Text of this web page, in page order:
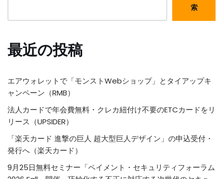
索
最近の投稿
エアウォレットで「モンストWebショップ」とタイアップキ
ャンペーン（RMB）
法人カードで年会費無料・クレカ紐付け不要のETCカードをリ
リース（UPSIDER）
「楽天カード 進撃の巨人 超大型巨人デザイン」の申込受付・
発行へ（楽天カード）
9月25日無料セミナー「ペイメント・セキュリティフォーラム